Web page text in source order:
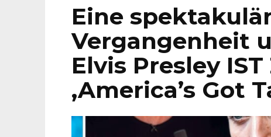
Eine
Vergangenheit
Elvis Presley IST
‚America’s Got